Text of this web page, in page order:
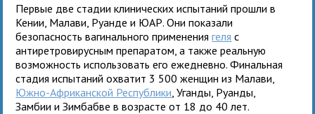
Первые две стадии клинических испытаний прошли в
Кении, Малави, Руанде и ЮАР. Они показали
безопасность вагинального применениягеля с
антиретровирусным препаратом, а также реальную
возможность использовать его ежедневно. Финальная
стадия испытаний охватит 3 500 женщин из Малави,
Южно-Африканской Республики , Уганды, Руанды,
Замбии и Зимбабве в возрасте от 18 до 40 лет.